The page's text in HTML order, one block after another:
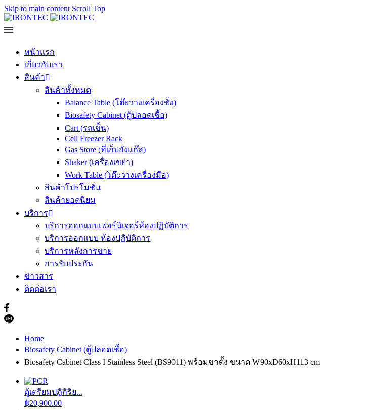
Skip to main content Scroll Top
หน้าแรก
เกี่ยวกับเรา
สินค้า
สินค้าทั้งหมด
Balance Table (โต๊ะวางเครื่องชั่ง)
Biosafety Cabinet (ตู้ปลอดเชื้อ)
Cart (รถเข็น)
Cell Freezer Rack
Gas Store (ที่เก็บถังแก๊ส)
Shaker (เครื่องเขย่า)
Work Table (โต๊ะวางเครื่องมือ)
สินค้าโปรโมชั่น
สินค้ายอดนิยม
บริการ
บริการออกแบบเฟอร์นิเจอร์ห้องปฏิบัติการ
บริการออกแบบ ห้องปฏิบัติการ
บริการหลังการขาย
การรับประกัน
ข่าวสาร
ติดต่อเรา
Home
Biosafety Cabinet (ตู้ปลอดเชื้อ)
Biosafety Cabinet Class I Stainless Steel (BS9011) พร้อมขาตั้ง ขนาด W90xD60xH113 cm
ตู้เตรียมปฏิกิริย...
฿20,900.00